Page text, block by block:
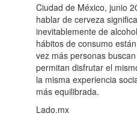
Ciudad de México, junio
hablar de cerveza
inevitablemente de
hábitos de consumo
vez más personas
permitan disfrutar el
la misma experiencia
más equilibrada.
Lado.mx